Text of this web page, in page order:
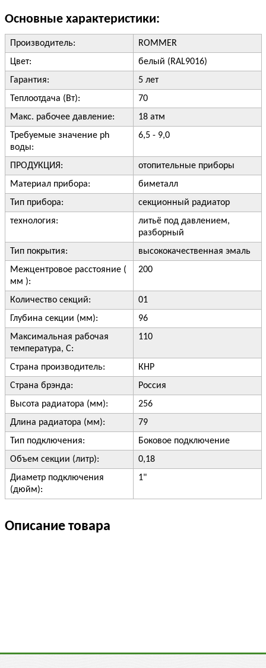
Основные характеристики:
Производитель:
ROMMER
Цвет:
белый (RAL9016)
Гарантия:
5 лет
Теплоотдача (Вт):
70
Макс. рабочее давление:
18 атм
Требуемые значение ph
воды:
6,5 - 9,0
ПРОДУКЦИЯ:
отопительные приборы
Материал прибора:
биметалл
Тип прибора:
секционный радиатор
технология:
литьё под давлением,
разборный
Тип покрытия:
высококачественная эмаль
Межцентровое расстояние (
мм ):
200
Количество секций:
01
Глубина секции (мм):
96
Максимальная рабочая
температура, С:
110
Страна производитель:
КНР
Страна брэнда:
Россия
Высота радиатора (мм):
256
Длина радиатора (мм):
79
Тип подключения:
Боковое подключение
Объем секции (литр):
0,18
Диаметр подключения
(дюйм):
1"
Описание товара